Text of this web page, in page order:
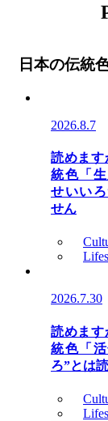
日本の伝統
2026.8.7
読めます
統色「
せいい
せん
2026.7.30
読めます
統色「
ろ”とは